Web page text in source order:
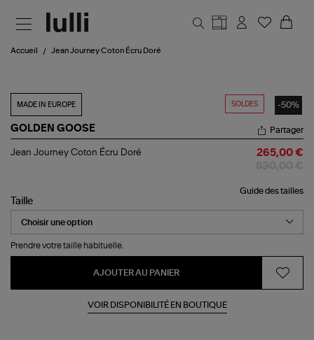
Accueil Jean Journey Coton Écru Doré
SOLDES -50%
MADE IN EUROPE
GOLDEN GOOSE
Jean
Doré
Partager
Jean Journey Coton Écru Doré 265,00 €
Guide des tailles
Taille
Prendre votre taille habituelle.
AJOUTER AU PANIER
VOIR DISPONIBILITÉ EN BOUTIQUE